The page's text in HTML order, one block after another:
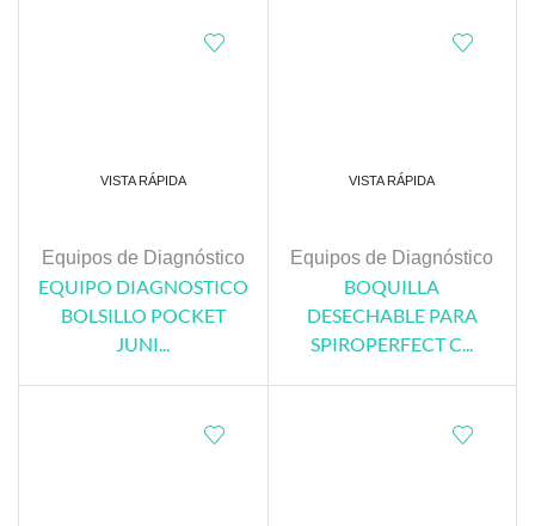
VISTA RÁPIDA
Equipos de Diagnóstico
EQUIPO DIAGNOSTICO
BOLSILLO POCKET
JUNI...
VISTA RÁPIDA
Equipos de Diagnóstico
BOQUILLA
DESECHABLE PARA
SPIROPERFECT C...